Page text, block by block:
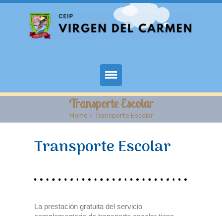
Inicio
Nuestro cole
Servicios
Información a las familias
Transporte Escolar
Home > Transporte Escolar
Transporte Escolar
La prestación gratuita del servicio